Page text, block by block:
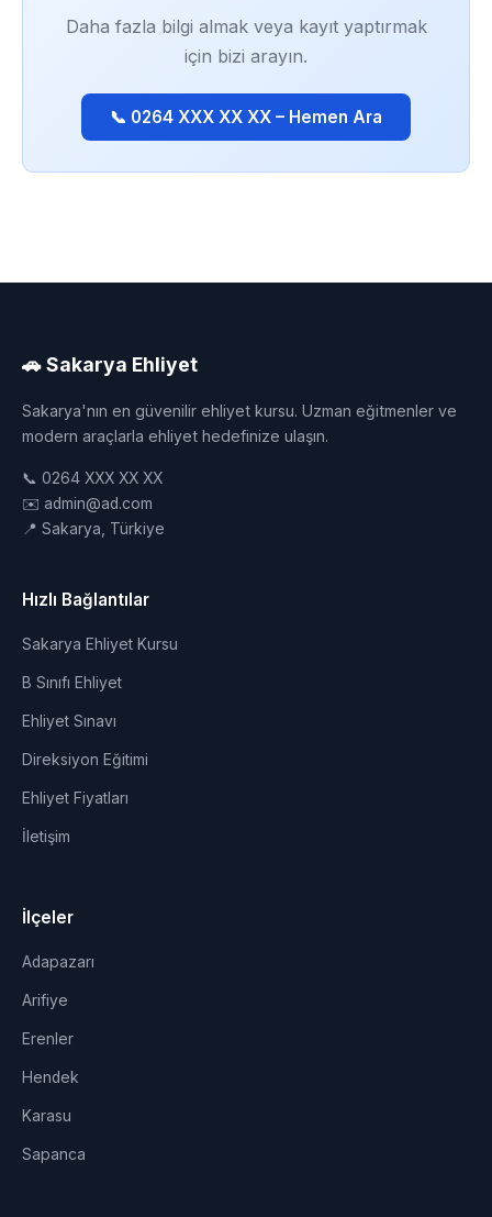
Daha fazla bilgi almak veya kayıt yaptırmak
için bizi arayın.
📞 0264 XXX XX XX – Hemen Ara
🚗 Sakarya Ehliyet
Sakarya'nın en güvenilir ehliyet kursu. Uzman eğitmenler ve
modern araçlarla ehliyet hedefinize ulaşın.
📞 0264 XXX XX XX
✉️ admin@ad.com
📍 Sakarya, Türkiye
Hızlı Bağlantılar
Sakarya Ehliyet Kursu
B Sınıfı Ehliyet
Ehliyet Sınavı
Direksiyon Eğitimi
Ehliyet Fiyatları
İletişim
İlçeler
Adapazarı
Arifiye
Erenler
Hendek
Karasu
Sapanca